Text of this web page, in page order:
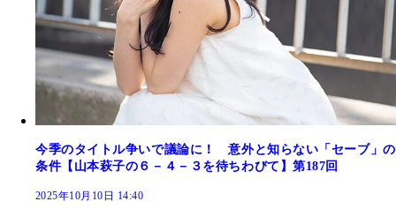
今季のタイトル争いで議論に！ 意外と知らない「セーブ」の
条件【山本萩子の６－４－３を待ちわびて】第187回
2025年10月10日 14:40